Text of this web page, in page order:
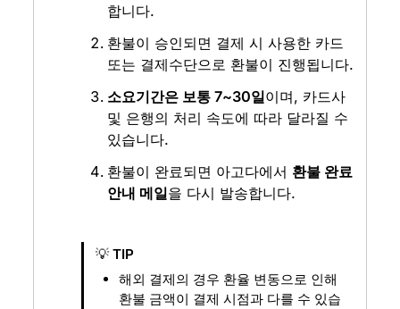
합니다.
환불이 승인되면 결제 시 사용한 카드
또는 결제수단으로 환불이 진행됩니다.
소요기간은 보통 7~30일이며, 카드사
및 은행의 처리 속도에 따라 달라질 수
있습니다.
환불이 완료되면 아고다에서 환불 완료
안내 메일을 다시 발송합니다.
💡 TIP
해외 결제의 경우 환율 변동으로 인해
환불 금액이 결제 시점과 다를 수 있습